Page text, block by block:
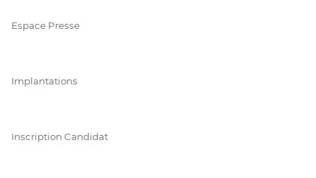
Espace Presse
Implantations
Inscription Candidat